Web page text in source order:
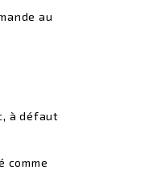
au
à défaut
comme